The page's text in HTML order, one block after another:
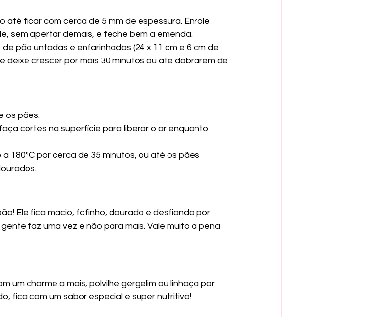
até ficar com cerca de 5 mm de espessura. Enrole
sem apertar demais, e feche bem a emenda.
pão untadas e enfarinhadas (24 x 11 cm e 6 cm de
deixe crescer por mais 30 minutos ou até dobrarem de
os pães.
cortes na superfície para liberar o ar enquanto
180°C por cerca de 35 minutos, ou até os pães
Ele fica macio, fofinho, dourado e desfiando por
faz uma vez e não para mais. Vale muito a pena
um charme a mais, polvilhe gergelim ou linhaça por
fica com um sabor especial e super nutritivo!